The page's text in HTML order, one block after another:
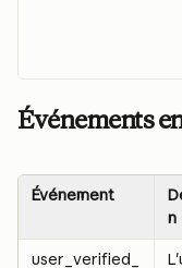
Événements
Événement
n
user_verified_